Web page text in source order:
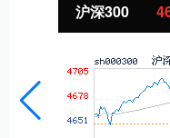
北证50